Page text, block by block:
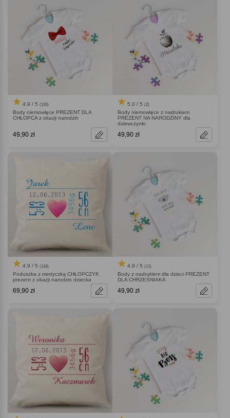
4.9 / 5 (126)
Body niemowlęce PREZENT DLA
CHŁOPCA z okazji narodzin
49,90 zł
5.0 / 5 (2)
Body niemowlęce z nadrukiem
PREZENT NA NARODZINY dla
dziewczynki
49,90 zł
4.9 / 5 (134)
Poduszka z metryczką CHŁOPCZYK
prezent z okazji narodzin dziecka
69,90 zł
4.9 / 5 (11)
Body z nadrukiem dla dzieci PREZENT
DLA CHRZEŚNIAKA
49,90 zł